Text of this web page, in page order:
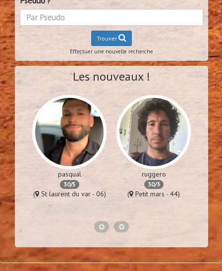
Trouver
Effectuer une nouvelle recherche
Les nouveaux !
- 94)
pasqual
30/5
( St laurent du var - 06)
ruggero
30/3
( Petit mars - 44)